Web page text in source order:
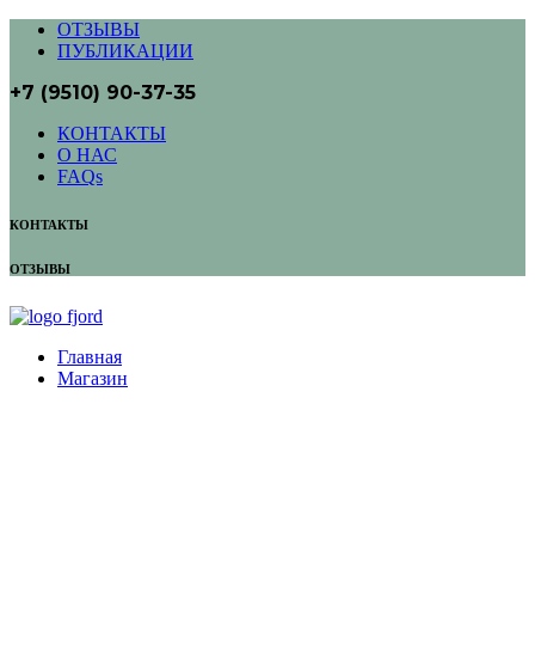
ОТЗЫВЫ
ПУБЛИКАЦИИ
+7 (9510) 90-37-35
КОНТАКТЫ
О НАС
FAQs
КОНТАКТЫ
ОТЗЫВЫ
Главная
Магазин